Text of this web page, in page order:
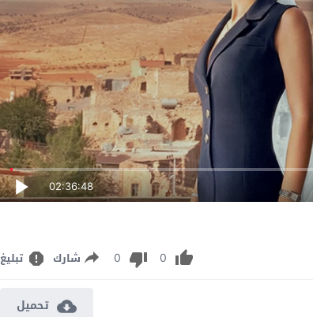
02:36:48
0
0 شارك تبليغ
تحميل